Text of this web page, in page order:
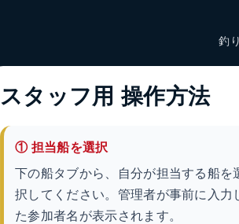
釣
スタッフ用 操作方法
① 担当船を選択
下の船タブから、自分が担当する船を
択してください。管理者が事前に入力
た参加者名が表示されます。